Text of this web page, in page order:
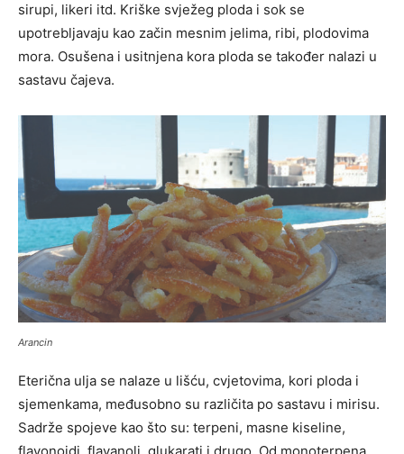
sirupi, likeri itd. Kriške svježeg ploda i sok se
upotrebljavaju kao začin mesnim jelima, ribi, plodovima
mora. Osušena i usitnjena kora ploda se također nalazi u
sastavu čajeva.
Arancin
Eterična ulja se nalaze u lišću, cvjetovima, kori ploda i
sjemenkama, međusobno su različita po sastavu i mirisu.
Sadrže spojeve kao što su: terpeni, masne kiseline,